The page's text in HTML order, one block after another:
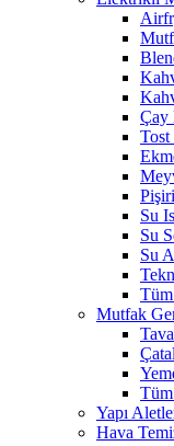
Çay
Su
Su
Su
Mutfak
Yapı
Hava